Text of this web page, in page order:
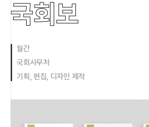
국회보
월간
국회사무처
기획, 편집, 디자인 제작